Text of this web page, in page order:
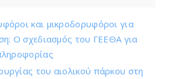
και μικροδορυφόροι για
Ο σχεδιασμός του ΓΕΕΘΑ για
του αιολικού πάρκου στη